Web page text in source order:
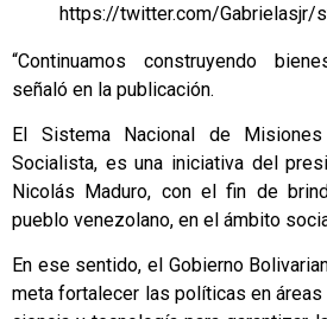
https://twitter.com/Gabrielasjr/
“Continuamos construyendo
señaló en la publicación.
El Sistema Nacional de
Socialista, es una iniciativa del
Nicolás Maduro, con el fin de
pueblo venezolano, en el ámbito
En ese sentido, el Gobierno
meta fortalecer las políticas en áreas